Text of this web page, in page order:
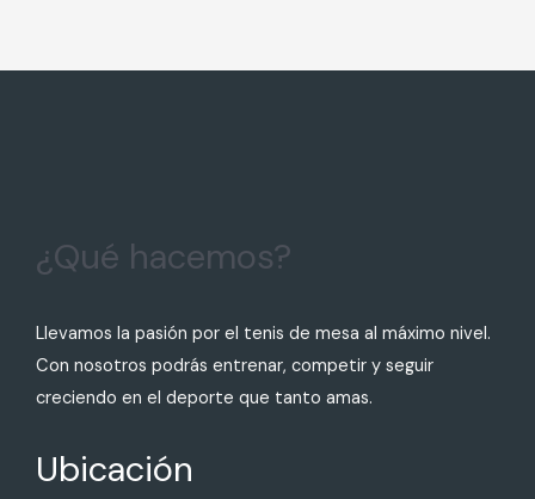
¿Qué hacemos?
Llevamos la pasión por el tenis de mesa al máximo nivel.
Con nosotros podrás entrenar, competir y seguir
creciendo en el deporte que tanto amas.
Ubicación